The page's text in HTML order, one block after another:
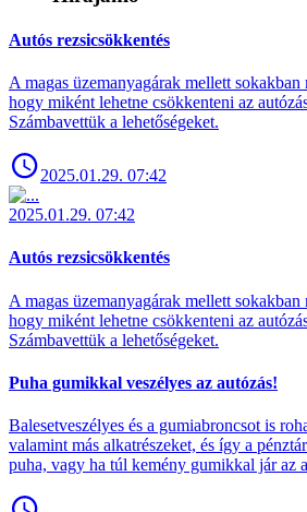
Autós rezsicsökkentés
A magas üzemanyagárak mellett
hogy miként lehetne csökkenteni az
Számbavettük a lehetőségeket.
2025.01.29. 07:42
2025.01.29. 07:42
Autós rezsicsökkentés
A magas üzemanyagárak mellett
hogy miként lehetne csökkenteni az
Számbavettük a lehetőségeket.
Puha gumikkal veszélyes az autózás!
Balesetveszélyes és a gumiabroncsot is
valamint más alkatrészeket, és így a
puha, vagy ha túl kemény gumikkal jár az